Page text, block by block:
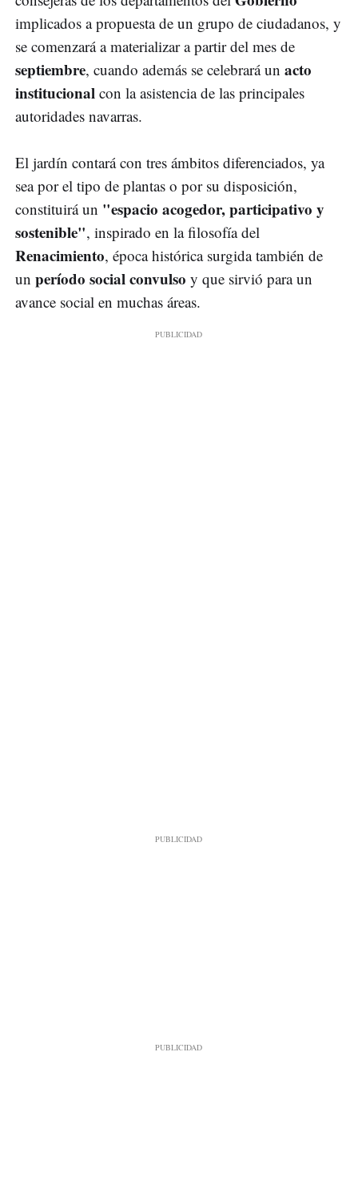
implicados a propuesta de un grupo de ciudadanos, y
se comenzará a materializar a partir del mes de
septiembre, cuando además se celebrará un acto
institucional con la asistencia de las principales
autoridades navarras.
El jardín contará con tres ámbitos diferenciados, ya
sea por el tipo de plantas o por su disposición,
constituirá un "espacio acogedor, participativo y
sostenible", inspirado en la filosofía del
Renacimiento, época histórica surgida también de
un período social convulso y que sirvió para un
avance social en muchas áreas.